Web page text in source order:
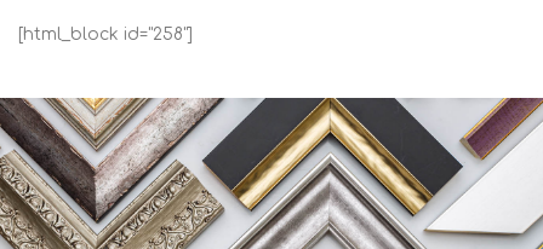
[html_block id="258"]